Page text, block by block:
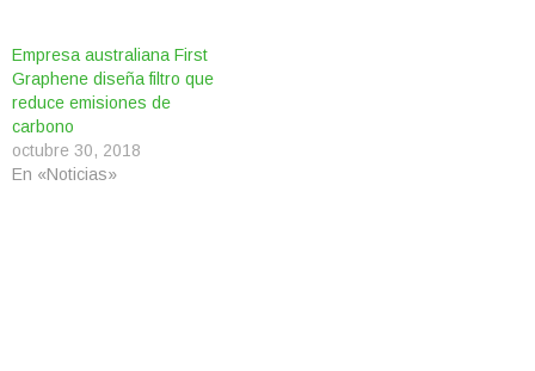
Empresa australiana First
Graphene diseña filtro que
reduce emisiones de
carbono
octubre 30, 2018
En «Noticias»